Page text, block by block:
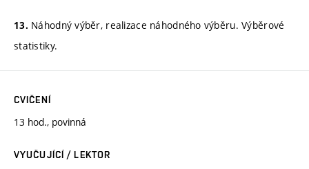
13. Náhodný výběr, realizace náhodného výběru. Výběrové
statistiky.
CVIČENÍ
13 hod., povinná
VYUČUJÍCÍ / LEKTOR